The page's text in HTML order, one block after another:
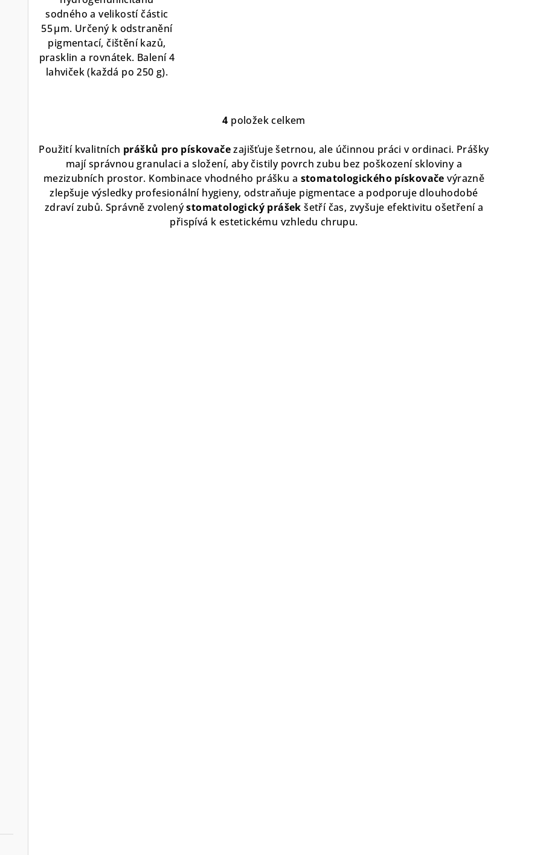
hvězdiček.
sodného a velikostí částic
55 μm. Určený k odstranění
pigmentací, čištění kazů,
prasklin a rovnátek. Balení 4
lahviček (každá po 250 g).
O
v
l
á
d
a
c
4 položek celkem
Použití kvalitních prášků pro pískovačezajišťuje šetrnou, ale účinnou práci v ordinaci. Prášky
mají správnou granulaci a složení, aby čistily povrch zubu bez poškození skloviny a
mezizubních prostor. Kombinace vhodného prášku a stomatologického pískovače výrazně
zlepšuje výsledky profesionální hygieny, odstraňuje pigmentace a podporuje dlouhodobé
zdraví zubů. Správně zvolenýstomatologický prášek šetří čas, zvyšuje efektivitu ošetření a
přispívá k estetickému vzhledu chrupu.